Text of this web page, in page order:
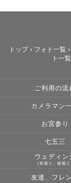
撮影ジャンルに
は"100枚以上"
ミドルプランは
当日の天候や、
ていただいており
変に対応させて
また全てのお写
🦒【ゲストの皆様
このページをこ
トップ› フォト一覧 ›
ト一覧
ご利用の流
カメラマン
お宮参り
七五三
ウェディン
(前撮り、後撮り)
友達、フレ